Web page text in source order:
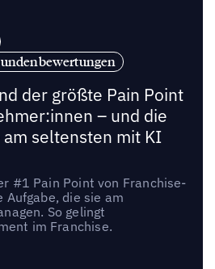
der größte Pain Point
– und die
seltensten mit KI
#1 Pain Point von Franchise-
Aufgabe, die sie am
So gelingt
im Franchise.